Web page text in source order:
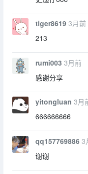
tiger8619 3月前
213
rumi003 3月前
感谢分享
yitongluan 3月
666666666
qq157769886 3
谢谢